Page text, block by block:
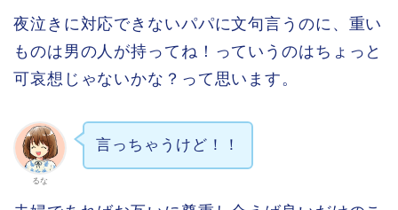
夜泣きに対応できないパパに文句言うのに、重い
ものは男の人が持ってね！っていうのはちょっと
可哀想じゃないかな？って思います。
るな
言っちゃうけど！！